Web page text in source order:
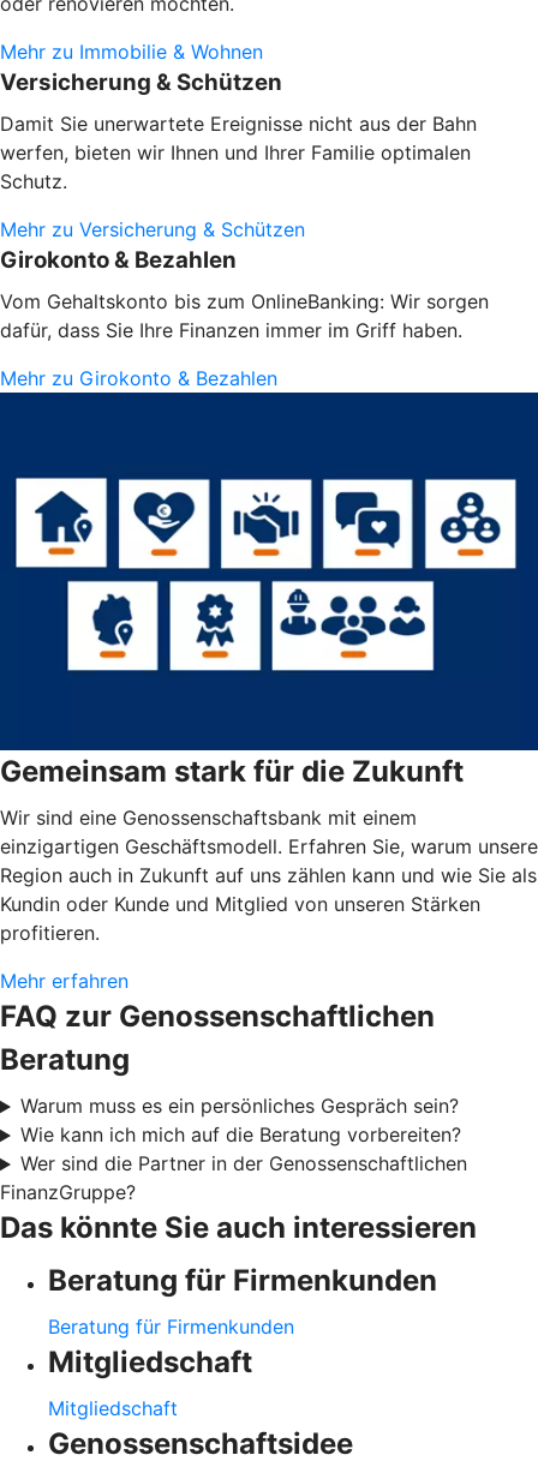
Mehr zu Immobilie & Wohnen
Versicherung & Schützen
Damit Sie unerwartete Ereignisse nicht aus der Bahn
werfen, bieten wir Ihnen und Ihrer Familie optimalen
Schutz.
Mehr zu Versicherung & Schützen
Girokonto & Bezahlen
Vom Gehaltskonto bis zum OnlineBanking: Wir sorgen
dafür, dass Sie Ihre Finanzen immer im Griff haben.
Mehr zu Girokonto & Bezahlen
Gemeinsam stark für die Zukunft
Wir sind eine Genossenschaftsbank mit einem
einzigartigen Geschäftsmodell. Erfahren Sie, warum unsere
Region auch in Zukunft auf uns zählen kann und wie Sie als
Kundin oder Kunde und Mitglied von unseren Stärken
profitieren.
Mehr erfahren
FAQ zur Genossenschaftlichen
Beratung
Warum muss es ein persönliches Gespräch sein?
Wie kann ich mich auf die Beratung vorbereiten?
Wer sind die Partner in der Genossenschaftlichen
FinanzGruppe?
Das könnte Sie auch interessieren
Beratung für Firmenkunden
Beratung für Firmenkunden
Mitgliedschaft
Mitgliedschaft
Genossenschaftsidee